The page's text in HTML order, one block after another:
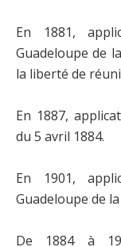
En 1881,
Guadeloupe de
la liberté de
En 1887,
du 5 avril 1884.
En 1901,
Guadeloupe de
De 1884 à